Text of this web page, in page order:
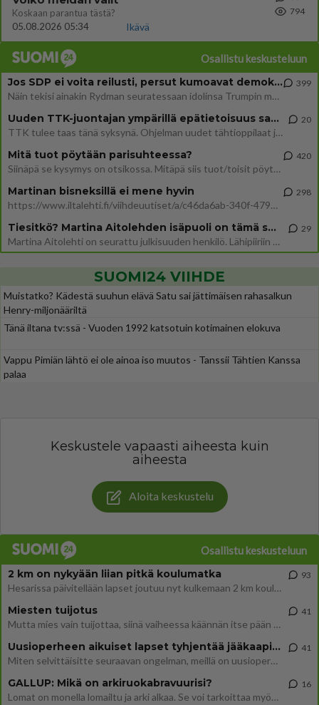
Koskaan parantua tästä?
05.08.2026 05:34
Ikävä
794
Osallistu keskusteluun
Jos SDP ei voita reilusti, persut kumoavat demokratian Suomesta
Näin tekisi ainakin Rydman seuratessaan idolinsa Trumpin mallia https://www.is.fi/politiikka/art-2000012187244.html
399
Uuden TTK-juontajan ympärillä epätietoisuus sakenee - Nyt MTV hämmentää soppaa
TTK tulee taas tänä syksynä. Ohjelman uudet tähtioppilaat julkistetaan torstaina 6. elokuuta klo 14 alkavassa lehdistö
20
Mitä tuot pöytään parisuhteessa?
Siinäpä se kysymys on otsikossa. Mitäpä siis tuot/toisit pöytään parisuhteessa? Oletko mies vai nainen? Koetko sen mitä
420
Martinan bisneksillä ei mene hyvin
https://www.iltalehti.fi/viihdeuutiset/a/c46da6ab-340f-4790-aaa7-0865eed2336 Yrityksen konkurssihakemus on tullut kärä
298
Tiesitkö? Martina Aitolehden isäpuoli on tämä suosittu laulaja
Martina Aitolehti on seurattu julkisuuden henkilö. Lähipiiriin mahtuu muitakin tunnettuja henkilöitä. Tiesitkö, että Ma
29
SUOMI24 VIIHDE
Muistatko? Kädestä suuhun elävä Satu sai jättimäisen rahasalkun
Henry-miljonääriltä
Tänä iltana tv:ssä - Vuoden 1992 katsotuin kotimainen elokuva
Vappu Pimiän lähtö ei ole ainoa iso muutos - Tanssii Tähtien Kanssa
palaa
Keskustele vapaasti aiheesta kuin
aiheesta
Aloita keskustelu
Osallistu keskusteluun
2 km on nykyään liian pitkä koulumatka
Hesarissa päivitellään lapset joutuu nyt kulkemaan 2 km kouluun jösses. Ruostefillarilla tuo matka menee vaikka miten äk
93
Miesten tuijotus
Mutta mies vain tuijottaa, siinä vaiheessa käännän itse pään pois. Mikä juttu? Yleensä jos joku tuijottaa tai katsoo, hä
41
Uusioperheen aikuiset lapset tyhjentää jääkaapin käydessään
Miten selvittäisitte seuraavan ongelman, meillä on uusioperhe, minulla teini-ikäiset lapset ja puolisolla aikuiset, jotk
41
GALLUP: Mikä on arkiruokabravuurisi?
Lomat on monella lomailtu ja arki alkaa. Se voi tarkoittaa myös sitä, että grillailut on grillattu ja palataan arjen ruo
16